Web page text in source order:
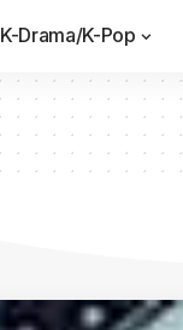
K-Drama/K-Pop